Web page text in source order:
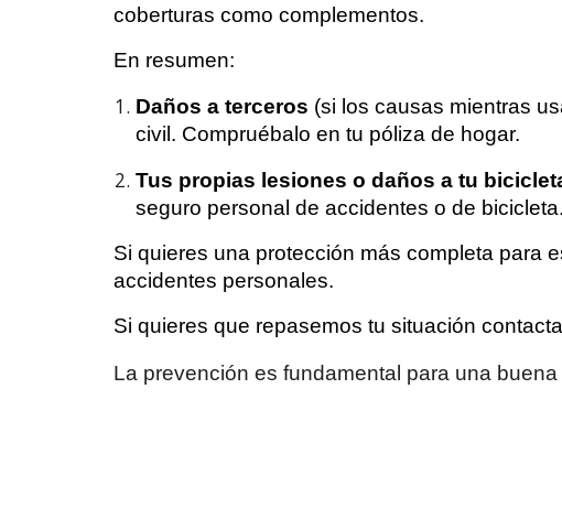
coberturas como complementos.
En resumen:
Daños a terceros (si los causas mientras
civil. Compruébalo en tu póliza de hogar.
Tus propias lesiones o daños a tu
seguro personal de accidentes o de bicicleta.
Si quieres una protección más completa para
accidentes personales.
Si quieres que repasemos tu situación
La prevención es fundamental para una